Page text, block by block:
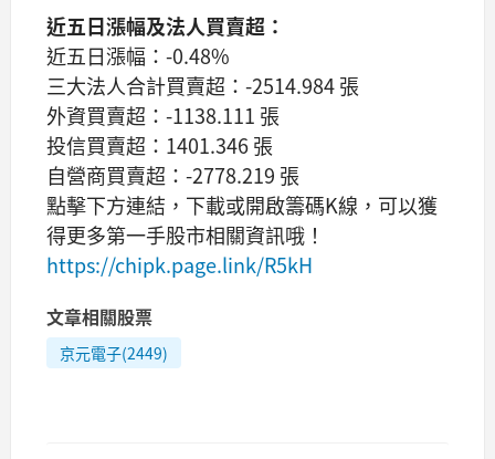
近五日漲幅及法人買賣超：
近五日漲幅：-0.48%
三大法人合計買賣超：-2514.984 張
外資買賣超：-1138.111 張
投信買賣超：1401.346 張
自營商買賣超：-2778.219 張
點擊下方連結，下載或開啟籌碼K線，可以獲
得更多第一手股市相關資訊哦！
https://chipk.page.link/R5kH
文章相關股票
京元電子(2449)